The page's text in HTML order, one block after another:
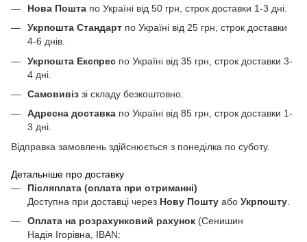
Нова Пошта по Україні від 50 грн, строк доставки 1-3 дні.
Укрпошта Стандарт по Україні від 25 грн, строк доставки
4-6 днів.
Укрпошта Експрес по Україні від 35 грн, строк доставки 3-
4 дні.
Самовивіз зі складу безкоштовно.
Адресна доставка по Україні від 85 грн, строк доставки 1-
3 дні.
Відправка замовлень здійснюється з понеділка по суботу.
Детальніше про доставку
Післяплата (оплата при отриманні)
Доступна при доставці через Нову Пошту або Укрпошту
Оплата на розрахунковий рахунок (Сенишин
Надія Ігорівна, IBAN: